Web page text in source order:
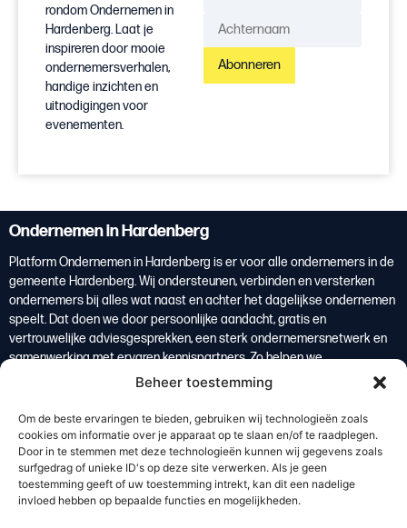
Beheer toestemming
Om de beste ervaringen te bieden, gebruiken wij technologieën zoals
cookies om informatie over je apparaat op te slaan en/of te raadplegen.
Door in te stemmen met deze technologieën kunnen wij gegevens zoals
surfgedrag of unieke ID's op deze site verwerken. Als je geen
toestemming geeft of uw toestemming intrekt, kan dit een nadelige
invloed hebben op bepaalde functies en mogelijkheden.
rondom Ondernemen in
Hardenberg. Laat je
inspireren door mooie
ondernemersverhalen,
handige inzichten en
uitnodigingen voor
evenementen.
Abonneren
Ondernemen in Hardenberg
Platform Ondernemen in Hardenberg is er voor alle ondernemers in de
gemeente Hardenberg. Wij ondersteunen, verbinden en versterken
ondernemers bij alles wat naast en achter het dagelijkse ondernemen
speelt. Dat doen we door persoonlijke aandacht, gratis en
vertrouwelijke adviesgesprekken, een sterk ondernemersnetwerk en
samenwerking met ervaren kennispartners. Zo helpen we
ondernemers om overzicht te krijgen, weloverwogen keuzes te maken
en te groeien. Ondernemers vormen de basis van de lokale economie
en zijn daarmee een belangrijke bron van welvaart voor de regio
Hardenberg.
Lees meer
De kracht van de regio